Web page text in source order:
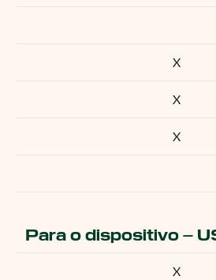
X
X
X
Para o dispositivo –
X